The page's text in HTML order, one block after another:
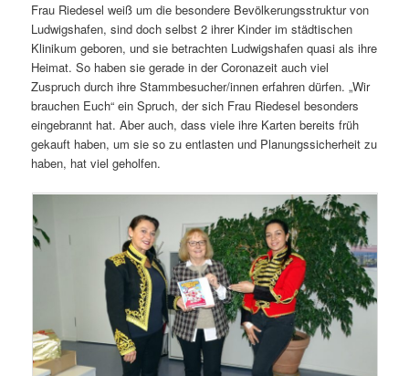
Frau Riedesel weiß um die besondere Bevölkerungsstruktur von
Ludwigshafen, sind doch selbst 2 ihrer Kinder im städtischen
Klinikum geboren, und sie betrachten Ludwigshafen quasi als ihre
Heimat. So haben sie gerade in der Coronazeit auch viel
Zuspruch durch ihre Stammbesucher/innen erfahren dürfen. „Wir
brauchen Euch“ ein Spruch, der sich Frau Riedesel besonders
eingebrannt hat. Aber auch, dass viele ihre Karten bereits früh
gekauft haben, um sie so zu entlasten und Planungssicherheit zu
haben, hat viel geholfen.